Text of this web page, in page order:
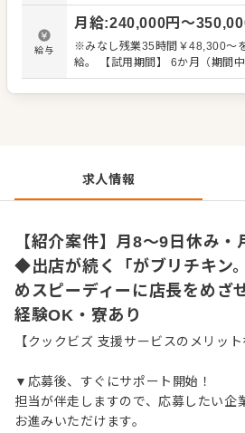
信してください。 【具体的には…】 ・ホール、キッチンの
全体管理 ・接客、サービス全般
やマネジメント、シフト管理 ・
管理 入社後はスキルに合わせた業務からお任せしますの
め本部スタッフがあなたの成長
長経験がない方も安心してスタ
給与
月給:240,000円〜
※みなし残業35時間￥48,300～
給。 【試用期間】 6か月（期
求人情報
【紹介案件】月8～9日休み
◆出店が続く「がブリチキン
めスピーディーに店長をめざ
経験OK・寮あり
【クックビズ 支援サービスのメリット
▼応募後、すぐにサポート開始！
担当が伴走しますので、応募したい企
お進みいただけます。